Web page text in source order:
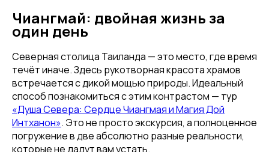
Чиангмай: двойная жизнь за
один день
Северная столица Таиланда — это место, где время
течёт иначе. Здесь рукотворная красота храмов
встречается с дикой мощью природы. Идеальный
способ познакомиться с этим контрастом — тур
«Душа Севера: Сердце Чиангмая и Магия Дой
Интханон». Это не просто экскурсия, а полноценное
погружение в две абсолютно разные реальности,
которые не дадут вам устать.